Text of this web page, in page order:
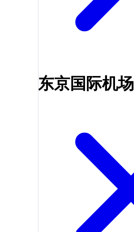
东京国际机场